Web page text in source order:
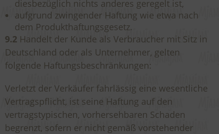
diesbezüglich nichts anderes geregelt ist,
aufgrund zwingender Haftung wie etwa nach
dem Produkthaftungsgesetz.
9.2 Handelt der Kunde als Verbraucher mit Sitz in
Deutschland oder als Unternehmer, gelten
folgende Haftungsbeschränkungen:
Verletzt der Verkäufer fahrlässig eine wesentliche
Vertragspflicht, ist seine Haftung auf den
vertragstypischen, vorhersehbaren Schaden
begrenzt, sofern er nicht gemäß vorstehender